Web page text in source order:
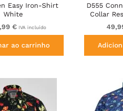
Easy Iron-Shirt
White
€ IVA incluído
ao carrinho
D555
Collar